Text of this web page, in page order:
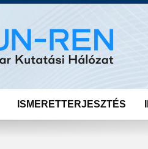
ISMERETTERJESZTÉS